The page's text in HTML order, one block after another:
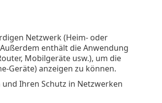
Netzwerk (Heim- oder
enthält die Anwendung
Mobilgeräte usw.), um die
Geräte) anzeigen zu können.
Ihren Schutz in Netzwerken